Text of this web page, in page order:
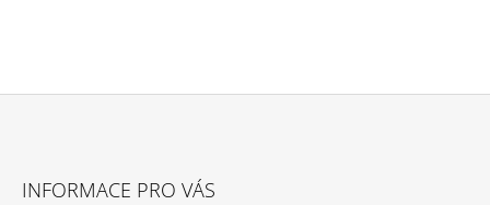
INFORMACE PRO VÁS